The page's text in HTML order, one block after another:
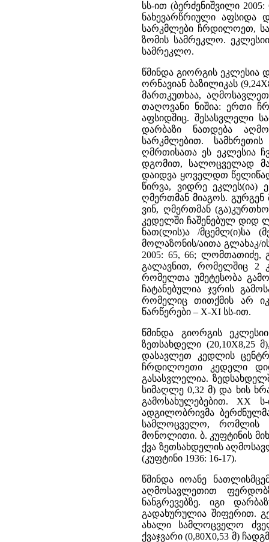
სს-ით (ბერძენიშვილი
ნახევარწრიული აფსიდა
სარკმლები ჩრდილოეთ,
ზომის სამრეკლო.
სამრეკლო.
წმინდა გიორგის
ორნავიან ბაზილიკას
მართკუთხაა,
თაღოვანი ნიშია: ერთი
აფსიდშიც. შესასვლელი
დარბაზი ნათდება
სარკმლებით.
ღმრთისათა ეს ეკლესია
დგომით, სალოცველად
დაიდვა ყოველდთ
წირვა, ვიდრე ეკლეს(ია)
ღმერთმან მიაგოს.
ვინ, ღმერთმან
კედელში ჩაშენებულ დიდ
ნათ(ლის)ა /მცემლ(ი)სა
მოლაზონის/აითა გლახაკ/
2005: 65, 66; ლომთათიძე,
გალავნით, რომელშიც 2
რომელთა უმეტესობა
ჩატანებულია ჯვრის
რომელიც თითქმის არ
წარწერები – X-XI სს-ით.
წმინდა გიორგის
ზეთსახდელი (20,10X8,25
დასავლეთ კედლის
ჩრდილოეთი კედელი
გასასვლელია.
სიმაღლე 0,32 მ) და ხის
გამოსახულებებით. XX
ადგილობრივმა
სამლოცველო, რომლის
მონოლითი. ბ. კუფტინის
ქვა ზეთსახდელის
(კუფტინი 1936: 16-17).
წმინდა იოანე
აღმოსავლეთით
ნანგრევებზე. იგი
გადახურულია შიფერით.
ახალი სამლოცველო
ქვაჯვარი (0,80X0,53 მ)